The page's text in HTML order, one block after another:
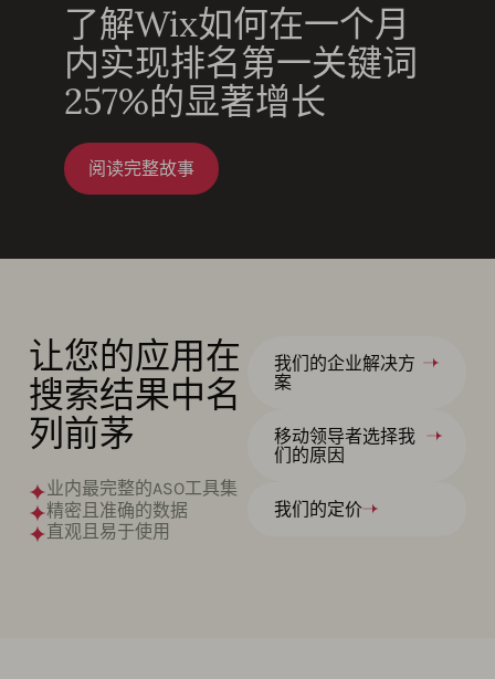
了解Wix如何在一个月
内实现排名第一关键词
257%的显著增长
阅读完整故事
我们的企业解决方
案
移动领导者选择我
们的原因
我们的定价
让您的应用在
搜索结果中名
列前茅
业内最完整的ASO工具集
精密且准确的数据
直观且易于使用